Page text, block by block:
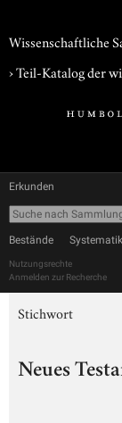
Wissenschaftliche
› Teil-Katalog der
Erkunden
Bestände Systematik
Nutzungsrechte
Anmelden zur Recherche
Stichwort
Neues